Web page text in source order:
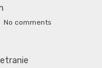
No comments